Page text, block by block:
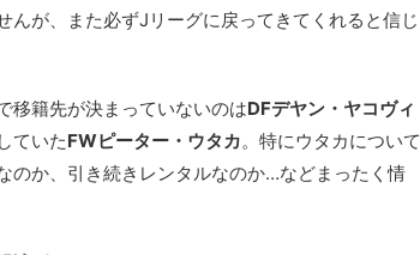
んが、また必ずJリーグに戻ってきてくれると信じ
移籍先が決まっていないのはDFデヤン・ヤコヴィ
ていたFWピーター・ウタカ。特にウタカについて
のか、引き続きレンタルなのか…などまったく情